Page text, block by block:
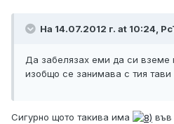
На 14.07.2012 г. at 10:24,
Да забелязах еми да си
изобщо се занимава с тия тави
Сигурно щото такива има
във